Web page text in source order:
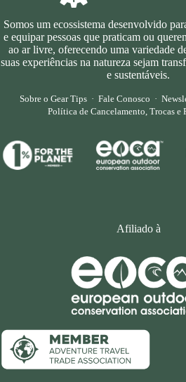
Somos um ecossistema desenvolvido
e equipar pessoas que praticam ou
ao ar livre, oferecendo uma variedade
suas experiências na natureza sejam
e sustentáveis.
Sobre o Gear Tips· Fale Conosco ·
Política de Cancelamento, Trocas e
Afiliado à